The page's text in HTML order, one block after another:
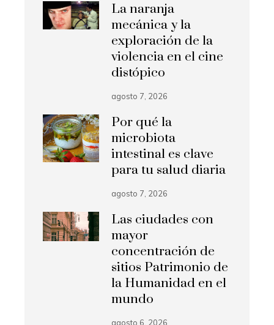
La naranja
mecánica y la
exploración de la
violencia en el cine
distópico
agosto 7, 2026
Por qué la
microbiota
intestinal es clave
para tu salud diaria
agosto 7, 2026
Las ciudades con
mayor
concentración de
sitios Patrimonio de
la Humanidad en el
mundo
agosto 6, 2026